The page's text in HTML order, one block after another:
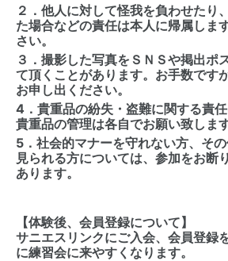
２．他人に対して怪我を負わせたり
た場合などの責任は本人に帰属しま
さい。
３．撮影した写真をＳＮＳや掲出ポ
て頂くことがあります。お手数です
お申し出ください。
4．貴重品の紛失・盗難に関する責任
貴重品の管理は各自でお願い致します
5．社会的マナーを守れない方、そ
見られる方については、参加をお断
あります。
【体験後、会員登録について】
サニエスリンクにご入会、会員登録
に練習会に来やすくなります。